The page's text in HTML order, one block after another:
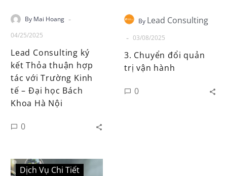
By Mai Hoang -
04/25/2025
Lead Consulting ký
kết Thỏa thuận hợp
tác với Trường Kinh
tế – Đại học Bách
Khoa Hà Nội
0
By Lead Consulting
- 03/08/2025
3. Chuyển đổi quản
trị vận hành
0
Dịch Vụ Chi Tiết